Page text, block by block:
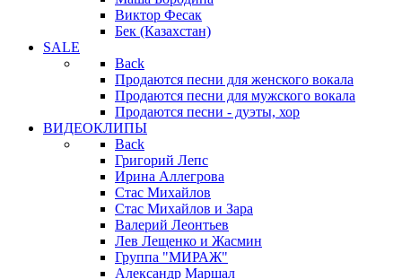
Виктор Фесак
Бек (Казахстан)
SALE
Back
Продаются песни для женского вокала
Продаются песни для мужского вокала
Продаются песни - дуэты, хор
ВИДЕОКЛИПЫ
Back
Григорий Лепс
Ирина Аллегрова
Стас Михайлов
Стас Михайлов и Зара
Валерий Леонтьев
Лев Лещенко и Жасмин
Группа "МИРАЖ"
Александр Маршал